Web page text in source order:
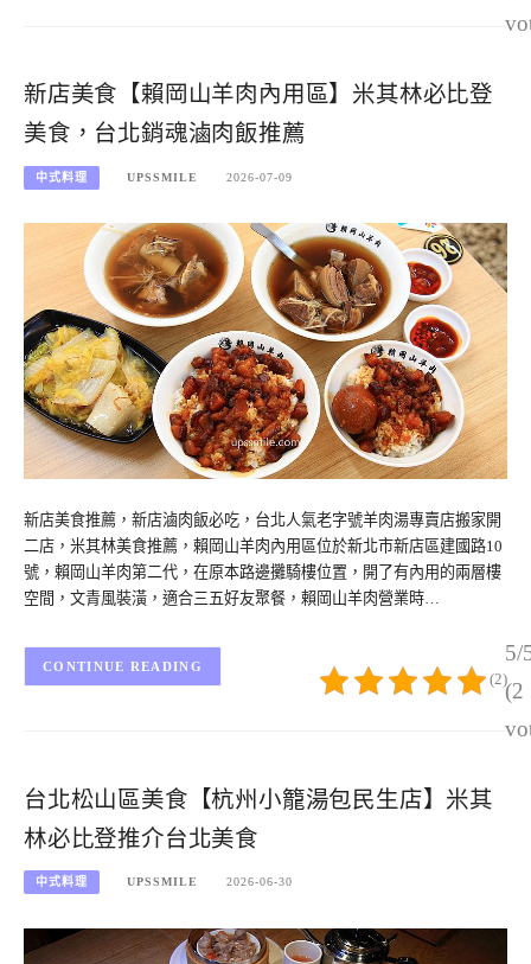
新店美食【賴岡山羊肉內用區】米其林必比登
美食，台北銷魂滷肉飯推薦
中式料理 UPSSMILE 2026-07-09
新店美食推薦，新店滷肉飯必吃，台北人氣老字號羊肉湯專賣店搬家開
二店，米其林美食推薦，賴岡山羊肉內用區位於新北市新店區建國路10
號，賴岡山羊肉第二代，在原本路邊攤騎樓位置，開了有內用的兩層樓
空間，文青風裝潢，適合三五好友聚餐，賴岡山羊肉營業時…
5/
(2
(2)
CONTINUE READING
台北松山區美食【杭州小籠湯包民生店】米其
林必比登推介台北美食
中式料理 UPSSMILE 2026-06-30